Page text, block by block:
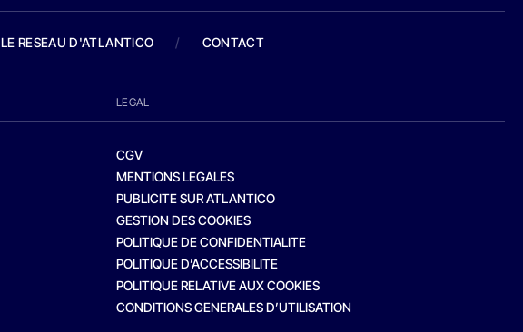
LE RESEAU D'ATLANTICO / CONTACT
LEGAL
CGV
MENTIONS LEGALES
PUBLICITE SUR ATLANTICO
GESTION DES COOKIES
POLITIQUE DE CONFIDENTIALITE
POLITIQUE D’ACCESSIBILITE
POLITIQUE RELATIVE AUX COOKIES
CONDITIONS GENERALES D’UTILISATION